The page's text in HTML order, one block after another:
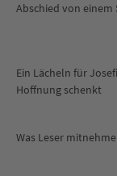
Abschied von einem
Ein Lächeln für
Hoffnung schenkt
Was Leser